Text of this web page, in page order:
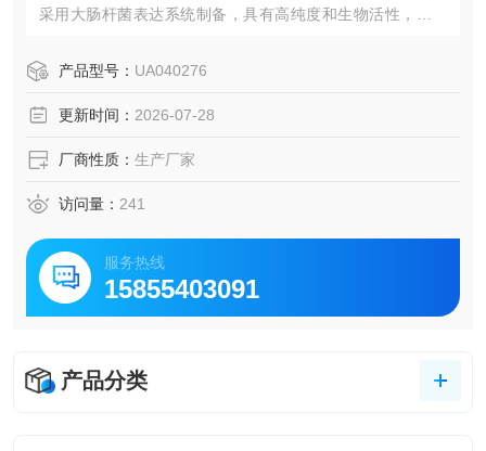
采用大肠杆菌表达系统制备，具有高纯度和生物活性，适用
产品型号： UA040276
更新时间： 2026-07-28
厂商性质： 生产厂家
访问量： 241
服务热线
15855403091
产品分类